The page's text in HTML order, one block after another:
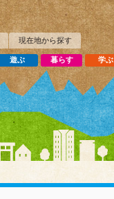
現在地から探す
遊ぶ 暮らす 学ぶ